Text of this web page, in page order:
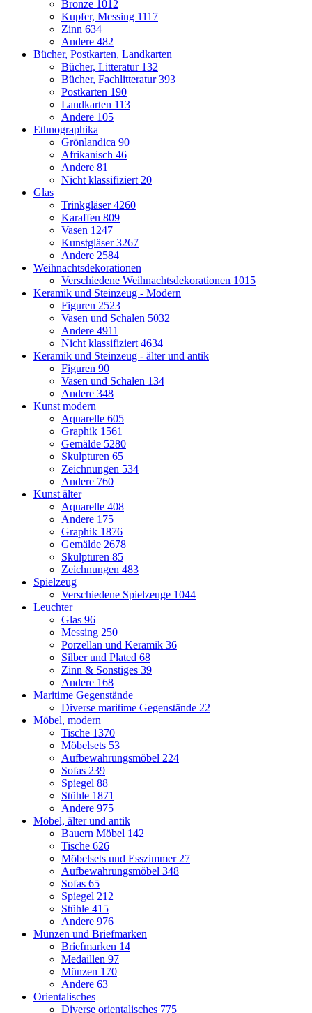
Bronze 1012
Kupfer, Messing 1117
Zinn 634
Andere 482
Bücher, Postkarten, Landkarten
Bücher, Litteratur 132
Bücher, Fachlitteratur393
Postkarten 190
Landkarten 113
Andere 105
Ethnographika
Grönlandica 90
Afrikanisch 46
Andere 81
Nicht klassifiziert 20
Glas
Trinkgläser4260
Karaffen 809
Vasen 1247
Kunstgläser3267
Andere 2584
Weihnachtsdekorationen
Verschiedene Weihnachtsdekorationen 1015
Keramik und Steinzeug - Modern
Figuren 2523
Vasen und Schalen 5032
Andere 4911
Nicht klassifiziert 4634
Keramik und Steinzeug - älter und antik
Figuren 90
Vasen und Schalen 134
Andere 348
Kunst modern
Aquarelle 605
Graphik 1561
Gemälde 5280
Skulpturen 65
Zeichnungen 534
Andere 760
Kunst älter
Aquarelle 408
Andere 175
Graphik 1876
Gemälde 2678
Skulpturen 85
Zeichnungen 483
Spielzeug
Verschiedene Spielzeuge 1044
Leuchter
Glas 96
Messing 250
Porzellan und Keramik 36
Silber und Plated 68
Zinn & Sonstiges 39
Andere 168
Maritime Gegenstände
Diverse maritime Gegenstände 22
Möbel, modern
Tische 1370
Möbelsets 53
Aufbewahrungsmöbel 224
Sofas 239
Spiegel 88
Stühle 1871
Andere 975
Möbel, älter und antik
Bauern Möbel 142
Tische 626
Möbelsets und Esszimmer 27
Aufbewahrungsmöbel 348
Sofas 65
Spiegel 212
Stühle 415
Andere 976
Münzen und Briefmarken
Briefmarken 14
Medaillen 97
Münzen 170
Andere 63
Orientalisches
Diverse orientalisches 775